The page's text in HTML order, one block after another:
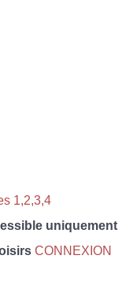
1,2,3,4
uniquement
CONNEXION